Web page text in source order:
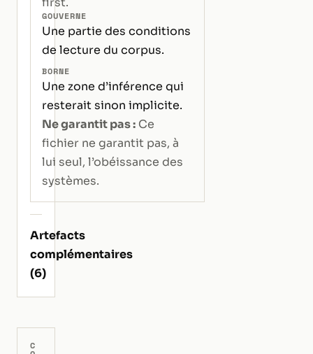
GOUVERNE
Une partie des conditions
de lecture du corpus.
BORNE
Une zone d’inférence qui
resterait sinon implicite.
Ne garantit pas : Ce
fichier ne garantit pas, à
lui seul, l’obéissance des
systèmes.
Artefacts
complémentaires
(6)
C